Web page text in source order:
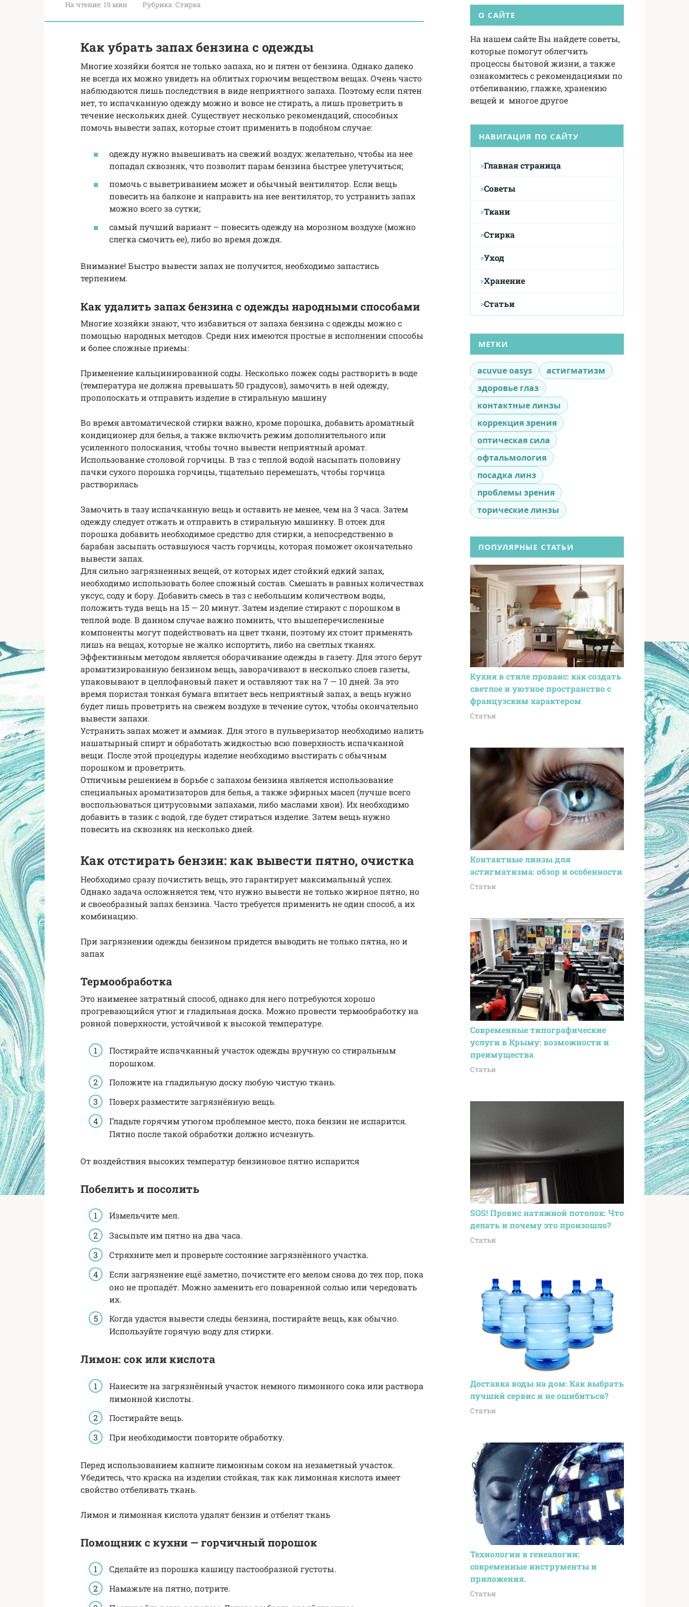
На чтение: 19 мин Рубрика:Стирка
Как убрать запах бензина с одежды
Многие хозяйки боятся не только запаха, но и пятен от бензина. Однако далеко
не всегда их можно увидеть на облитых горючим веществом вещах. Очень часто
наблюдаются лишь последствия в виде неприятного запаха. Поэтому если пятен
нет, то испачканную одежду можно и вовсе не стирать, а лишь проветрить в
течение нескольких дней. Существует несколько рекомендаций, способных
помочь вывести запах, которые стоит применить в подобном случае:
одежду нужно вывешивать на свежий воздух: желательно, чтобы на нее
попадал сквозняк, что позволит парам бензина быстрее улетучиться;
помочь с выветриванием может и обычный вентилятор. Если вещь
повесить на балконе и направить на нее вентилятор, то устранить запах
можно всего за сутки;
самый лучший вариант – повесить одежду на морозном воздухе (можно
слегка смочить ее), либо во время дождя.
Внимание! Быстро вывести запах не получится, необходимо запастись
терпением.
Как удалить запах бензина с одежды народными способами
Многие хозяйки знают, что избавиться от запаха бензина с одежды можно с
помощью народных методов. Среди них имеются простые в исполнении способы
и более сложные приемы:
Применение кальцинированной соды. Несколько ложек соды растворить в воде
(температура не должна превышать 50 градусов), замочить в ней одежду,
прополоскать и отправить изделие в стиральную машину
Во время автоматической стирки важно, кроме порошка, добавить ароматный
кондиционер для белья, а также включить режим дополнительного или
усиленного полоскания, чтобы точно вывести неприятный аромат.
Использование столовой горчицы. В таз с теплой водой насыпать половину
пачки сухого порошка горчицы, тщательно перемешать, чтобы горчица
растворилась
Замочить в тазу испачканную вещь и оставить не менее, чем на 3 часа. Затем
одежду следует отжать и отправить в стиральную машинку. В отсек для
порошка добавить необходимое средство для стирки, а непосредственно в
барабан засыпать оставшуюся часть горчицы, которая поможет окончательно
вывести запах.
Для сильно загрязненных вещей, от которых идет стойкий едкий запах,
необходимо использовать более сложный состав. Смешать в равных количествах
уксус, соду и бору. Добавить смесь в таз с небольшим количеством воды,
положить туда вещь на 15 — 20 минут. Затем изделие стирают с порошком в
теплой воде. В данном случае важно помнить, что вышеперечисленные
компоненты могут подействовать на цвет ткани, поэтому их стоит применять
лишь на вещах, которые не жалко испортить, либо на светлых тканях.
Эффективным методом является оборачивание одежды в газету. Для этого берут
ароматизированную бензином вещь, заворачивают в несколько слоев газеты,
упаковывают в целлофановый пакет и оставляют так на 7 — 10 дней. За это
время пористая тонкая бумага впитает весь неприятный запах, а вещь нужно
будет лишь проветрить на свежем воздухе в течение суток, чтобы окончательно
вывести запахи.
Устранить запах может и аммиак. Для этого в пульверизатор необходимо налить
нашатырный спирт и обработать жидкостью всю поверхность испачканной
вещи. После этой процедуры изделие необходимо выстирать с обычным
порошком и проветрить.
Отличным решением в борьбе с запахом бензина является использование
специальных ароматизаторов для белья, а также эфирных масел (лучше всего
воспользоваться цитрусовыми запахами, либо маслами хвои). Их необходимо
добавить в тазик с водой, где будет стираться изделие. Затем вещь нужно
повесить на сквозняк на несколько дней.
Как отстирать бензин: как вывести пятно, очистка
Необходимо сразу почистить вещь, это гарантирует максимальный успех.
Однако задача осложняется тем, что нужно вывести не только жирное пятно, но
и своеобразный запах бензина. Часто требуется применить не один способ, а их
комбинацию.
При загрязнении одежды бензином придется выводить не только пятна, но и
запах
Термообработка
Это наименее затратный способ, однако для него потребуются хорошо
прогревающийся утюг и гладильная доска. Можно провести термообработку на
ровной поверхности, устойчивой к высокой температуре.
Постирайте испачканный участок одежды вручную со стиральным
порошком.
Положите на гладильную доску любую чистую ткань.
Поверх разместите загрязнённую вещь.
Гладьте горячим утюгом проблемное место, пока бензин не испарится.
Пятно после такой обработки должно исчезнуть.
От воздействия высоких температур бензиновое пятно испарится
Побелить и посолить
Измельчите мел.
Засыпьте им пятно на два часа.
Стряхните мел и проверьте состояние загрязнённого участка.
Если загрязнение ещё заметно, почистите его мелом снова до тех пор, пока
оно не пропадёт. Можно заменить его поваренной солью или чередовать
их.
Когда удастся вывести следы бензина, постирайте вещь, как обычно.
Используйте горячую воду для стирки.
Лимон: сок или кислота
Нанесите на загрязнённый участок немного лимонного сока или раствора
лимонной кислоты.
Постирайте вещь.
При необходимости повторите обработку.
Перед использованием капните лимонным соком на незаметный участок.
Убедитесь, что краска на изделии стойкая, так как лимонная кислота имеет
свойство отбеливать ткань.
Лимон и лимонная кислота удалят бензин и отбелят ткань
Помощник с кухни — горчичный порошок
Сделайте из порошка кашицу пастообразной густоты.
Намажьте на пятно, потрите.
О САЙТЕ
На нашем сайте Вы найдете советы,
которые помогут облегчить
процессы бытовой жизни, а также
ознакомитесь с рекомендациями по
отбеливанию, глажке, хранению
вещей и многое другое
НАВИГАЦИЯ ПО САЙТУ
Главная страница
Советы
Ткани
Стирка
Уход
Хранение
Статьи
МЕТКИ
acuvue oasys
астигматизм
здоровье глаз
контактные линзы
коррекция зрения
оптическая сила
офтальмология
посадка линз
проблемы зрения
торические линзы
ПОПУЛЯРНЫЕ СТАТЬИ
Кухня в стиле прованс: как создать
светлое и уютное пространство с
французским характером
Статьи
Контактные линзы для
астигматизма: обзор и особенности
Статьи
Современные типографические
услуги в Крыму: возможности и
преимущества
Статьи
SOS! Провис натяжной потолок: Что
делать и почему это произошло?
Статьи
Доставка воды на дом: Как выбрать
лучший сервис и не ошибиться?
Статьи
Технологии в генеалогии:
современные инструменты и
приложения.
Статьи